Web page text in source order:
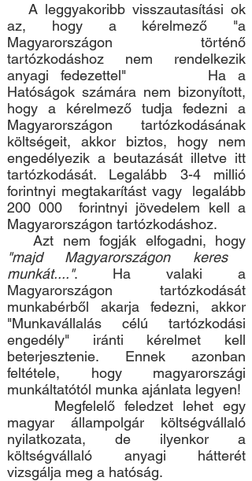
A leggyakoribb visszautasítási ok
az, hogy a kérelmező "a
Magyarországon történő
tartózkodáshoz nem rendelkezik
anyagi fedezettel" Ha a
Hatóságok számára nem bizonyított,
hogy a kérelmező tudja fedezni a
Magyarországon tartózkodásának
költségeit, akkor biztos, hogy nem
engedélyezik a beutazását illetve itt
tartózkodását. Legalább 3-4 millió
forintnyi megtakarítást vagy legalább
200 000 forintnyi jövedelem kell a
Magyarországon tartózkodáshoz.
Azt nem fogják elfogadni, hogy
"majd Magyarországon keres
munkát....". Ha valaki a
Magyarországon tartózkodását
munkabérből akarja fedezni, akkor
"Munkavállalás célú tartózkodási
engedély" iránti kérelmet kell
beterjesztenie. Ennek azonban
feltétele, hogy magyarországi
munkáltatótól munka ajánlata legyen!
Megfelelő feledzet lehet egy
magyar állampolgár költségvállaló
nyilatkozata, de ilyenkor a
költségvállaló anyagi hátterét
vizsgálja meg a hatóság.